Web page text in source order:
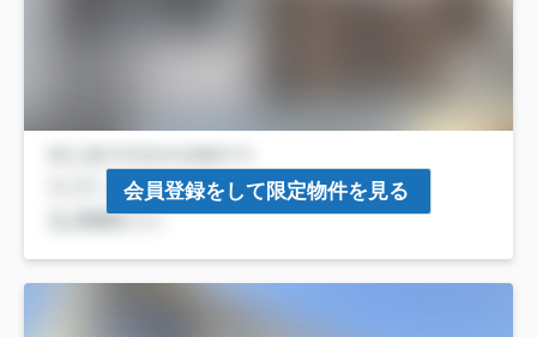
会員登録をして限定物件を見る